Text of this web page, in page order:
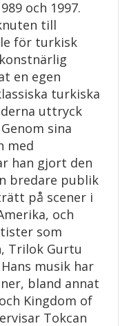
och 1997.
till
för turkisk
en egen
turkiska
uttryck
sina
med
han gjort den
bredare publik
på scener i
och
som
Trilok Gurtu
musik har
bland annat
Kingdom of
Tokcan